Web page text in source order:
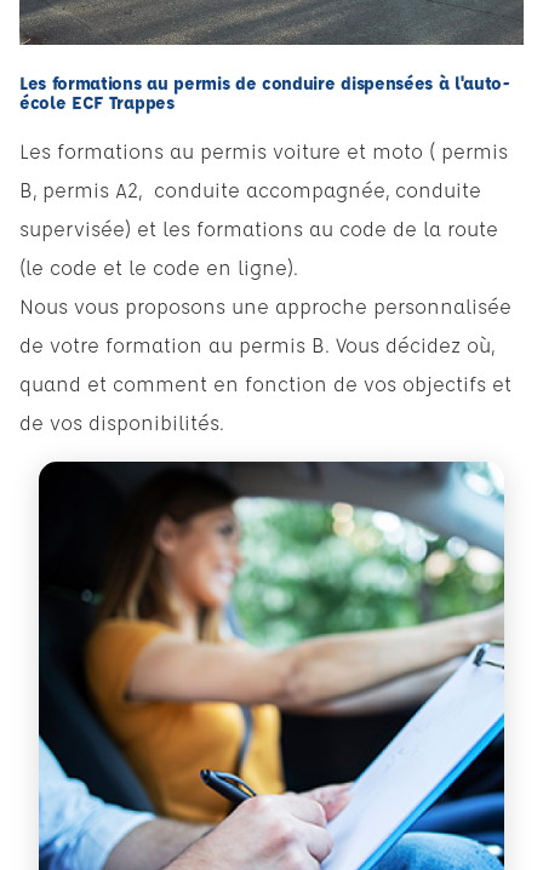
Les formations au permis de conduire dispensées à l'auto-
école ECF Trappes
Les formations au permis voiture et moto ( permis
B, permis A2, conduite accompagnée, conduite
supervisée) et les formations au code de la route
(le code et le code en ligne).
Nous vous proposons une approche personnalisée
de votre formation au permis B. Vous décidez où,
quand et comment en fonction de vos objectifs et
de vos disponibilités.